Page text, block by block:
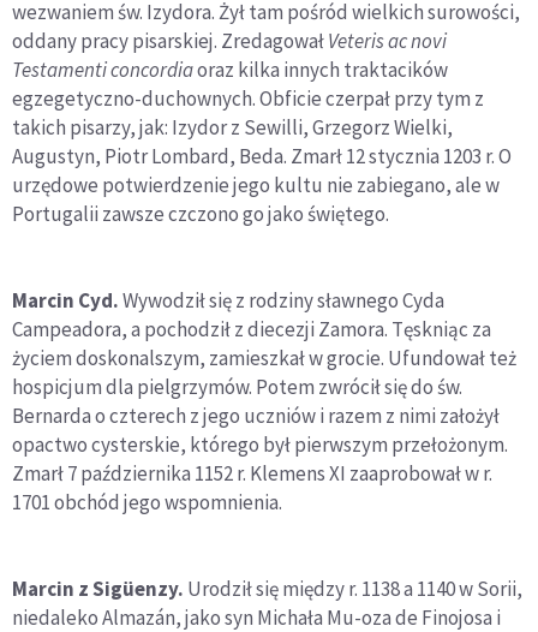
wezwaniem św. Izydora. Żył tam pośród wielkich surowości,
oddany pracy pisarskiej. ZredagowałVeteris ac novi
Testamenti concordiaoraz kilka innych traktacików
egzegetyczno-duchownych. Obficie czerpał przy tym z
takich pisarzy, jak: Izydor z Sewilli, Grzegorz Wielki,
Augustyn, Piotr Lombard, Beda. Zmarł 12 stycznia 1203 r. O
urzędowe potwierdzenie jego kultu nie zabiegano, ale w
Portugalii zawsze czczono go jako świętego.
Marcin Cyd.Wywodził się z rodziny sławnego Cyda
Campeadora, a pochodził z diecezji Zamora. Tęskniąc za
życiem doskonalszym, zamieszkał w grocie. Ufundował też
hospicjum dla pielgrzymów. Potem zwrócił się do św.
Bernarda o czterech z jego uczniów i razem z nimi założył
opactwo cysterskie, którego był pierwszym przełożonym.
Zmarł 7 października 1152 r. Klemens XI zaaprobował w r.
1701 obchód jego wspomnienia.
Marcin z Sigüenzy. Urodził się między r. 1138 a 1140 w Sorii,
niedaleko Almazán, jako syn Michała Mu-oza de Finojosa i